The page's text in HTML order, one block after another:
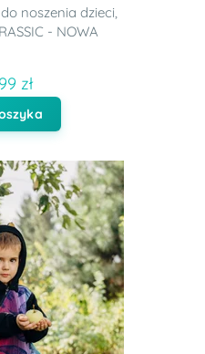
noszenia dzieci,
- NOWA
zł